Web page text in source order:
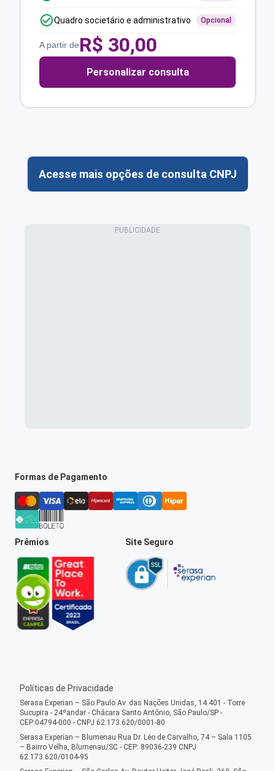
Quadro societário e administrativo Opcional
A partir deR$ 30,00
Personalizar consulta
Acesse mais opções de consulta CNPJ
Formas de Pagamento
Prêmios Site Seguro
Políticas de Privacidade
Serasa Experian – São Paulo Av. das Nações Unidas, 14.401 - Torre
Sucupira - 24ºandar - Chácara Santo Antônio, São Paulo/SP -
CEP:04794-000 - CNPJ 62.173.620/0001-80
Serasa Experian – Blumenau Rua Dr. Léo de Carvalho, 74 – Sala 1105
– Bairro Velha, Blumenau/SC - CEP: 89036-239 CNPJ
62.173.620/0104-95